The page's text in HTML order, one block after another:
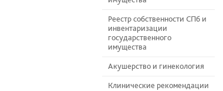
Реестр собственности СПб и
инвентаризации
государственного
имущества
Акушерство и гинекология
Клинические рекомендации